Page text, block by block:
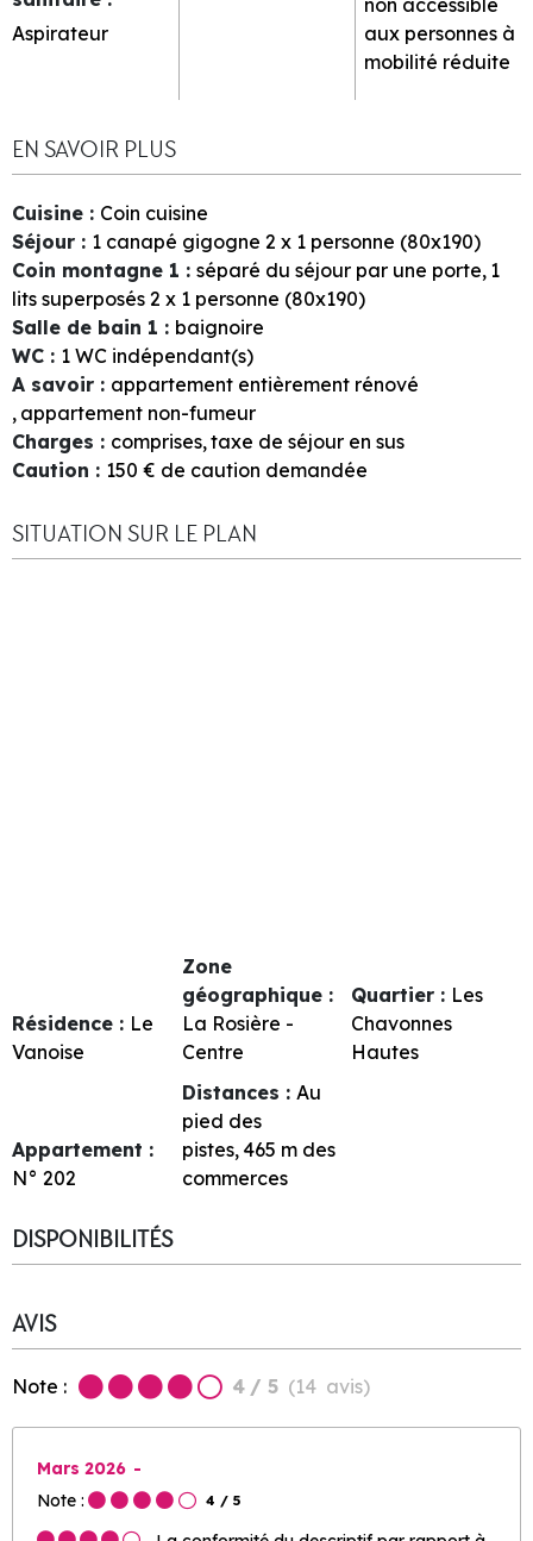
Aspirateur
aux personnes à
mobilité réduite
EN SAVOIR PLUS
Cuisine : Coin cuisine
Séjour : 1 canapé gigogne 2 x 1 personne (80x190)
Coin montagne 1 : séparé du séjour par une porte 1
lits superposés 2 x 1 personne (80x190)
Salle de bain 1 : baignoire
WC : 1 WC indépendant(s)
A savoir : appartement entièrement rénové
appartement non-fumeur
Charges : comprises taxe de séjour en sus
Caution : 150 € de caution demandée
SITUATION SUR LE PLAN
Résidence : Le
Vanoise
Zone
géographique :
La Rosière -
Centre
Quartier : Les
Chavonnes
Hautes
Appartement :
N° 202
Distances : Au
pied des
pistes 465 m des
commerces
DISPONIBILITÉS
AVIS
Note : 4 / 5 (14 avis)
Mars 2026
Note :
4 / 5